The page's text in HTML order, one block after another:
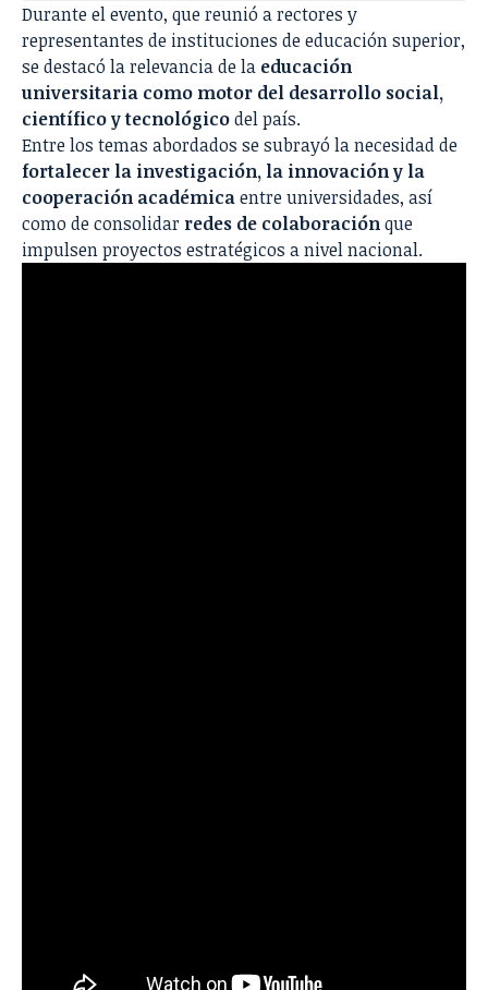
Durante el evento, que reunió a rectores y
representantes de instituciones de educación superior,
se destacó la relevancia de la educación
universitaria como motor del desarrollo social,
científico y tecnológicodel país.
Entre los temas abordados se subrayó la necesidad de
fortalecer la investigación, la innovación y la
cooperación académicaentre universidades, así
como de consolidar redes de colaboraciónque
impulsen proyectos estratégicos a nivel nacional.